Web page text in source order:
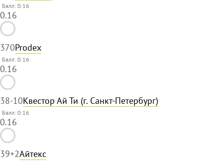
Балл: 0.16
0.16
370Prodex
Балл: 0.16
0.16
38-10Квестор Ай Ти (г. Санкт-Петербург)
Балл: 0.16
0.16
39+2Айтекс